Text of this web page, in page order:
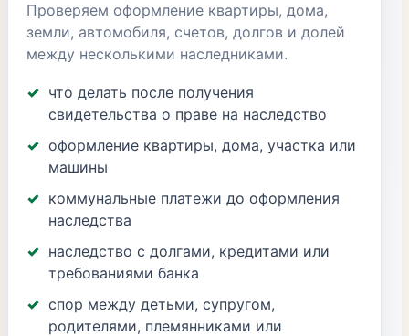
Проверяем оформление квартиры, дома,
земли, автомобиля, счетов, долгов и долей
между несколькими наследниками.
что делать после получения
свидетельства о праве на наследство
оформление квартиры, дома, участка или
машины
коммунальные платежи до оформления
наследства
наследство с долгами, кредитами или
требованиями банка
спор между детьми, супругом,
родителями, племянниками или